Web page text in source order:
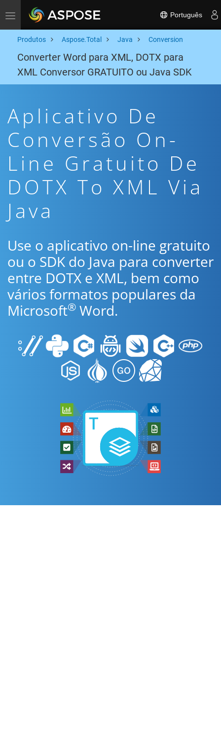
Toggle navigation Português
Produtos Aspose.Total Java Conversion
Converter Word para XML, DOTX para
XML Conversor GRATUITO ou Java SDK
Aplicativo De
Conversão On-
Line Gratuito De
DOTX To XML Via
Java
Use o aplicativo on-line gratuito
ou o SDK do Java para converter
entre DOTX e XML, bem como
vários formatos populares da
Microsoft® Word.